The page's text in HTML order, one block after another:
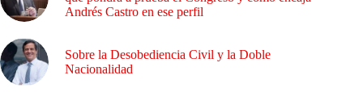
Andrés Castro en ese perfil
Sobre la Desobediencia Civil y la Doble
Nacionalidad